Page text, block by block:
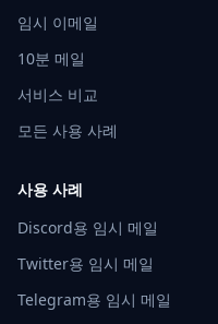
임시 이메일
10분 메일
서비스 비교
모든 사용 사례
사용 사례
Discord용 임시 메일
Twitter용 임시 메일
Telegram용 임시 메일